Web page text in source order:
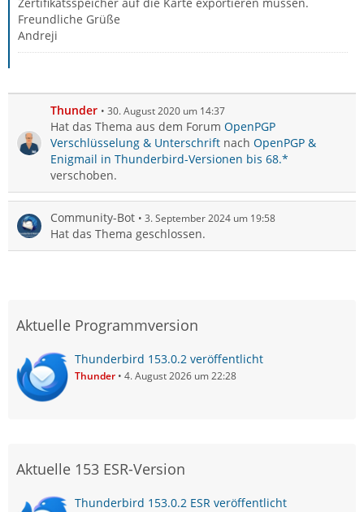
Freundliche Grüße
Andreji
Thunder 30. August 2020 um 14:37
Hat das Thema aus dem Forum OpenPGP
Verschlüsselung & Unterschrift nach OpenPGP &
Enigmail in Thunderbird-Versionen bis 68.*
verschoben.
Community-Bot 3. September 2024 um 19:58
Hat das Thema geschlossen.
Aktuelle Programmversion
Thunderbird 153.0.2 veröffentlicht
Thunder 4. August 2026 um 22:28
Aktuelle 153 ESR-Version
Thunderbird 153.0.2 ESR veröffentlicht